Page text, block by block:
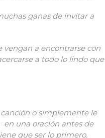
ganas de invitar a
vengan a encontrarse con
a todo lo lindo que
o simplemente le
una oración antes de
que ser lo primero.